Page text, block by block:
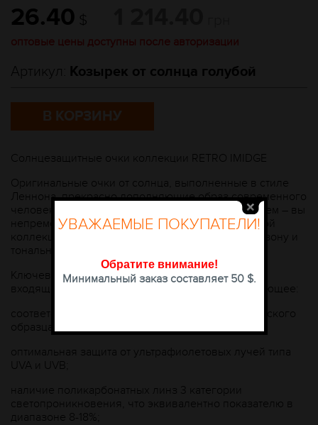
26.40 $
оптовые цены доступны после авторизации
Артикул: Козырек от солнца голубой
В КОРЗИНУ
Солнцезащитные очки коллекции RETRO IMIDGE
Оригинальные очки от солнца, выполненные в стиле
Леннона, прекрасно дополняющие образ современного
человека. Если вы любите оригинальность во всем – вы
непременно обратите внимание на модели из этой
коллекции, отличающиеся по размерному диапазону и
тональности цвета линз.
Ключевыми преимуществам каждого изделия,
входящего в этот линейный ряд, является следующее:
соответствие стандартным требованиям европейского
образца EN 1836: 2005+А1: 2007;
оптимальная защита от ультрафиолетовых лучей типа
UVA и UVВ;
наличие поликарбонатных линз 3 категории
светопроникновения, что эквивалентно показателю в
диапазоне 8-18%;
УВАЖАЕМЫЕ ПОКУПАТЕЛИ!
Обратите внимание!
Минимальный заказ составляет 50 $.